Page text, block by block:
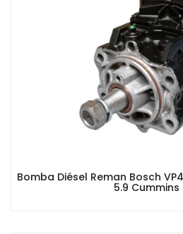
Bomba Diésel Reman Bosch
5.9 Cummins